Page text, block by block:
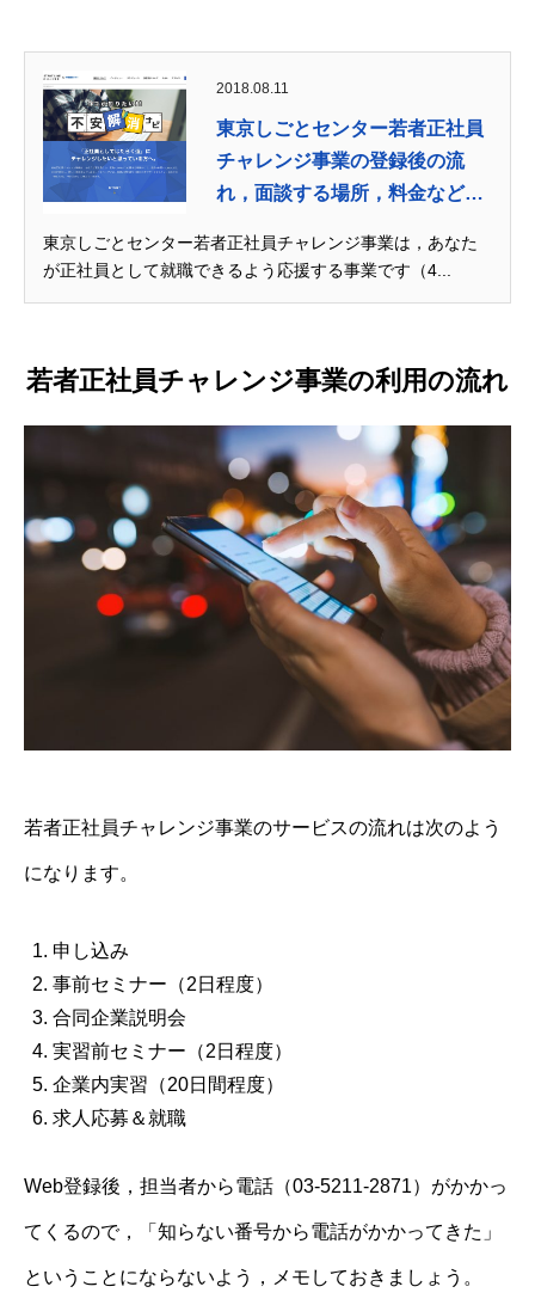
2018.08.11
東京しごとセンター若者正社員
チャレンジ事業の登録後の流
れ，面談する場所，料金など徹
東京しごとセンター若者正社員チャレンジ事業は，あなた
が正社員として就職できるよう応援する事業です（4...
若者正社員チャレンジ事業の利用の流れ
若者正社員チャレンジ事業のサービスの流れは次のよう
になります。
申し込み
事前セミナー（2日程度）
合同企業説明会
実習前セミナー（2日程度）
企業内実習（20日間程度）
求人応募＆就職
Web登録後，担当者から電話（03-5211-2871）がかかっ
てくるので，「知らない番号から電話がかかってきた」
ということにならないよう，メモしておきましょう。